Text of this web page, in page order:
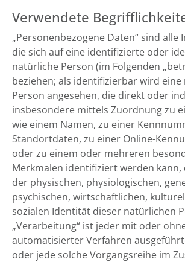
Verwendete
„Personenbezogene Daten“ sind alle
die sich auf eine identifizierte oder
natürliche Person (im Folgenden
beziehen; als identifizierbar wird
Person angesehen, die direkt oder
insbesondere mittels Zuordnung zu
wie einem Namen, zu einer
Standortdaten, zu einer Online-
oder zu einem oder mehreren
Merkmalen identifiziert werden kann,
der physischen, physiologischen,
psychischen, wirtschaftlichen,
sozialen Identität dieser natürlichen
„Verarbeitung“ ist jeder mit oder
automatisierter Verfahren
oder jede solche Vorgangsreihe im